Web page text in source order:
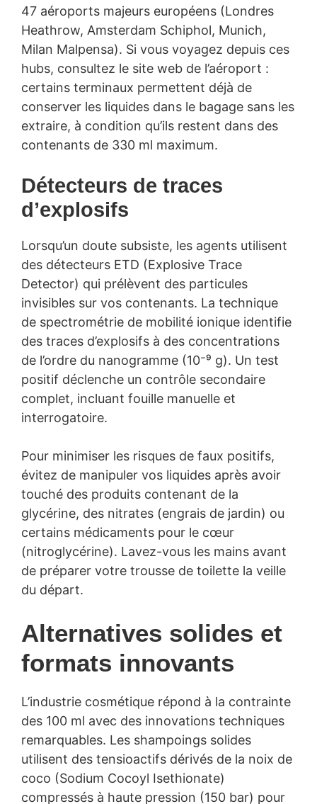
47 aéroports majeurs européens (Londres
Heathrow, Amsterdam Schiphol, Munich,
Milan Malpensa). Si vous voyagez depuis ces
hubs, consultez le site web de l’aéroport :
certains terminaux permettent déjà de
conserver les liquides dans le bagage sans les
extraire, à condition qu’ils restent dans des
contenants de 330 ml maximum.
Détecteurs de traces
d’explosifs
Lorsqu’un doute subsiste, les agents utilisent
des détecteurs ETD (Explosive Trace
Detector) qui prélèvent des particules
invisibles sur vos contenants. La technique
de spectrométrie de mobilité ionique identifie
des traces d’explosifs à des concentrations
de l’ordre du nanogramme (10⁻⁹ g). Un test
positif déclenche un contrôle secondaire
complet, incluant fouille manuelle et
interrogatoire.
Pour minimiser les risques de faux positifs,
évitez de manipuler vos liquides après avoir
touché des produits contenant de la
glycérine, des nitrates (engrais de jardin) ou
certains médicaments pour le cœur
(nitroglycérine). Lavez-vous les mains avant
de préparer votre trousse de toilette la veille
du départ.
Alternatives solides et
formats innovants
L’industrie cosmétique répond à la contrainte
des 100 ml avec des innovations techniques
remarquables. Les shampoings solides
utilisent des tensioactifs dérivés de la noix de
coco (Sodium Cocoyl Isethionate)
compressés à haute pression (150 bar) pour